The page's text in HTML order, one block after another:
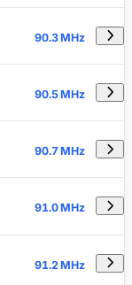
90.3 MHz
90.5 MHz
90.7 MHz
91.0 MHz
91.2 MHz